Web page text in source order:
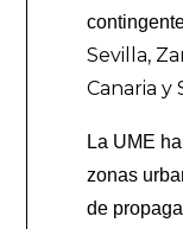
Sevilla,
Canaria y
La UME
zonas
de